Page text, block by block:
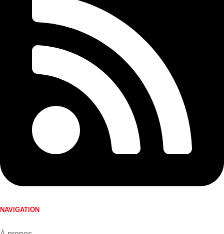
NAVIGATION